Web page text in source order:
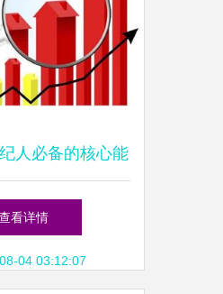
人必备的核心能
职业素养
看详情
04 03:12:07